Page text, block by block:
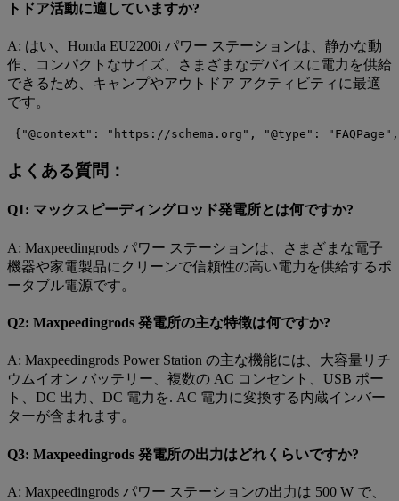
トドア活動に適していますか?
A: はい、Honda EU2200i パワー ステーションは、静かな動
作、コンパクトなサイズ、さまざまなデバイスに電力を供給
できるため、キャンプやアウトドア アクティビティに最適
です。
{"@context": "https://schema.org", "@type": "FAQPage",
よくある質問：
Q1: マックスピーディングロッド発電所とは何ですか?
A: Maxpeedingrods パワー ステーションは、さまざまな電子
機器や家電製品にクリーンで信頼性の高い電力を供給するポ
ータブル電源です。
Q2: Maxpeedingrods 発電所の主な特徴は何ですか?
A: Maxpeedingrods Power Station の主な機能には、大容量リチ
ウムイオン バッテリー、複数の AC コンセント、USB ポー
ト、DC 出力、DC 電力を. AC 電力に変換する内蔵インバー
ターが含まれます。
Q3: Maxpeedingrods 発電所の出力はどれくらいですか?
A: Maxpeedingrods パワー ステーションの出力は 500 W で、